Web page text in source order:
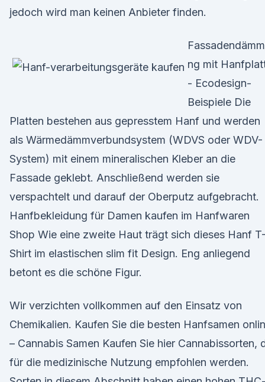
jedoch wird man keinen Anbieter finden.
ng mit
- Ecodesign-
Beispiele Die
Platten bestehen aus gepresstem Hanf und werden
als Wärmedämmverbundsystem (WDVS oder WDV-
System) mit einem mineralischen Kleber an die
Fassade geklebt. Anschließend werden sie
verspachtelt und darauf der Oberputz aufgebracht.
Hanfbekleidung für Damen kaufen im Hanfwaren
Shop Wie eine zweite Haut trägt sich dieses Hanf T-
Shirt im elastischen slim fit Design. Eng anliegend
betont es die schöne Figur.
Wir verzichten vollkommen auf den Einsatz von
Chemikalien. Kaufen Sie die besten Hanfsamen
– Cannabis Samen Kaufen Sie hier Cannabissorten,
für die medizinische Nutzung empfohlen werden.